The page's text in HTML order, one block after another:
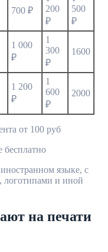
700 ₽
200
₽
500
₽
1 000
₽
1
300
₽
1600
1 200
₽
1
600
₽
2000
от 100 руб
бесплатно
языке, с
логотипами и иной
на печати